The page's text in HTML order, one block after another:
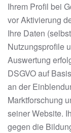
Ihrem Profil bei
vor Aktivierung
Ihre Daten
Nutzungsprofile
Auswertung
DSGVO auf
an der
Marktforschung
seiner Website.
gegen die